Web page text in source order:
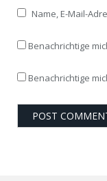
Name, E-Mail-
Benachrichtige
Benachrichtige